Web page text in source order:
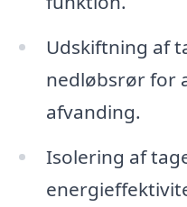
Udskiftning af
nedløbsrør for
afvanding.
Isolering af